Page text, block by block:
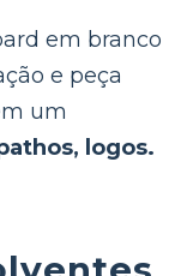
em branco
e peça
um
logos.